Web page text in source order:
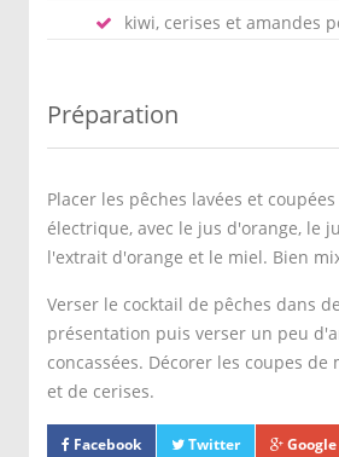
kiwi, cerises et amandes
Préparation
Placer les pêches lavées et
électrique, avec le jus d'orange, le
l'extrait d'orange et le miel. Bien
Verser le cocktail de pêches dans
présentation puis verser un peu
concassées. Décorer les coupes de
et de cerises.
Facebook Twitter